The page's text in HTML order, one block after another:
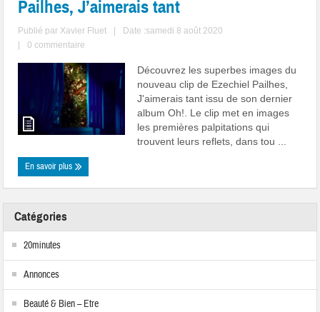
Pailhes, J’aimerais tant
Publié par Xavier Fluet
Date :samedi 8 août 2020
0 commentaire
Découvrez les superbes images du
nouveau clip de Ezechiel Pailhes,
J'aimerais tant issu de son dernier
album Oh!. Le clip met en images
les premières palpitations qui
trouvent leurs reflets, dans tou ...
En savoir plus
Catégories
20minutes
Annonces
Beauté & Bien – Etre